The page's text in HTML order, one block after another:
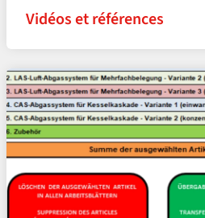
Vidéos et références